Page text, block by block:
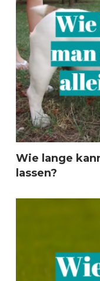
Wie lange
lassen?